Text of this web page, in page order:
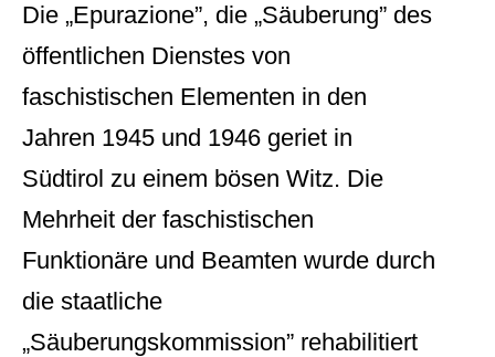
Die „Epurazione”, die „Säuberung” des
öffentlichen Dienstes von
faschistischen Elementen in den
Jahren 1945 und 1946 geriet in
Südtirol zu einem bösen Witz. Die
Mehrheit der faschistischen
Funktionäre und Beamten wurde durch
die staatliche
„Säuberungskommission” rehabilitiert